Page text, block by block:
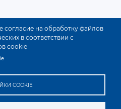
согласие на обработку файлов
в соответствии с
cookie
COOKIE